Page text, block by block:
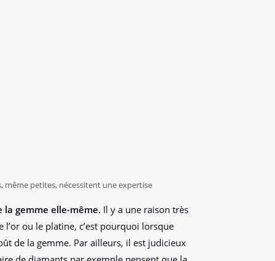
même petites, nécessitent une expertise
gemme elle-même. Il y a une raison très
ou le platine, c’est pourquoi lorsque
de la gemme. Par ailleurs, il est judicieux